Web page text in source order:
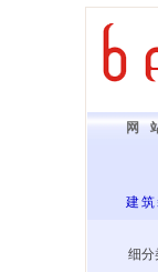
网
建
细分